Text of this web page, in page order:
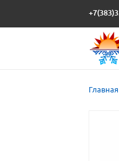
Главная